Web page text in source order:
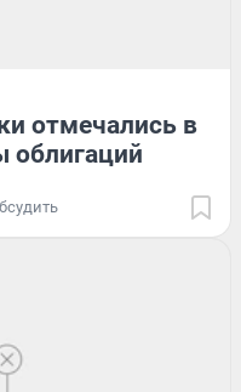
отмечались в